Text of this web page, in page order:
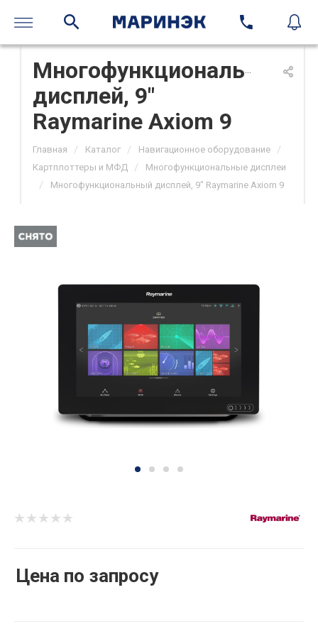
Многофункциональный
дисплей, 9"
Raymarine Axiom 9
Главная / Каталог / Навигационное оборудование /
Картплоттеры и МФД / Многофункциональные дисплеи
/ Многофункциональный дисплей, 9" Raymarine Axiom 9
Цена по запросу